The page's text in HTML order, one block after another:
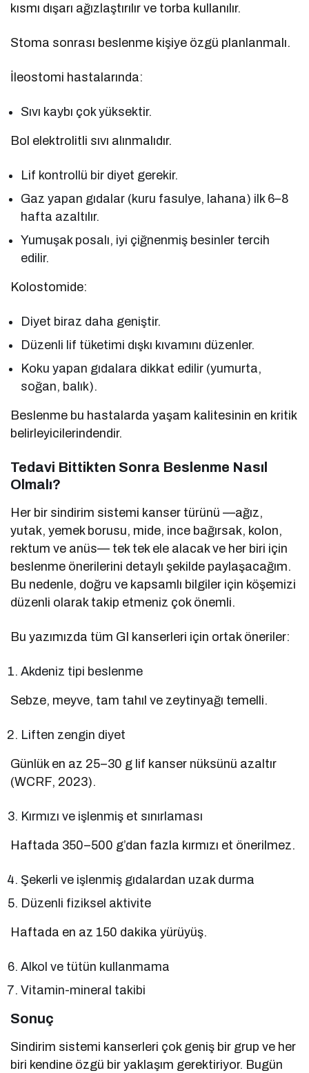
kısmı dışarı ağızlaştırılır ve torba kullanılır.
Stoma sonrası beslenme kişiye özgü planlanmalı.
İleostomi hastalarında:
Sıvı kaybı çok yüksektir.
Bol elektrolitli sıvı alınmalıdır.
Lif kontrollü bir diyet gerekir.
Gaz yapan gıdalar (kuru fasulye, lahana) ilk 6–8
hafta azaltılır.
Yumuşak posalı, iyi çiğnenmiş besinler tercih
edilir.
Kolostomide:
Diyet biraz daha geniştir.
Düzenli lif tüketimi dışkı kıvamını düzenler.
Koku yapan gıdalara dikkat edilir (yumurta,
soğan, balık).
Beslenme bu hastalarda yaşam kalitesinin en kritik
belirleyicilerindendir.
Tedavi Bittikten Sonra Beslenme Nasıl
Olmalı?
Her bir sindirim sistemi kanser türünü —ağız,
yutak, yemek borusu, mide, ince bağırsak, kolon,
rektum ve anüs— tek tek ele alacak ve her biri için
beslenme önerilerini detaylı şekilde paylaşacağım.
Bu nedenle, doğru ve kapsamlı bilgiler için köşemizi
düzenli olarak takip etmeniz çok önemli.
Bu yazımızda tüm GI kanserleri için ortak öneriler:
Akdeniz tipi beslenme
Sebze, meyve, tam tahıl ve zeytinyağı temelli.
Liften zengin diyet
Günlük en az 25–30 g lif kanser nüksünü azaltır
(WCRF, 2023).
Kırmızı ve işlenmiş et sınırlaması
Haftada 350–500 g’dan fazla kırmızı et önerilmez.
Şekerli ve işlenmiş gıdalardan uzak durma
Düzenli fiziksel aktivite
Haftada en az 150 dakika yürüyüş.
Alkol ve tütün kullanmama
Vitamin-mineral takibi
Sonuç
Sindirim sistemi kanserleri çok geniş bir grup ve her
biri kendine özgü bir yaklaşım gerektiriyor. Bugün